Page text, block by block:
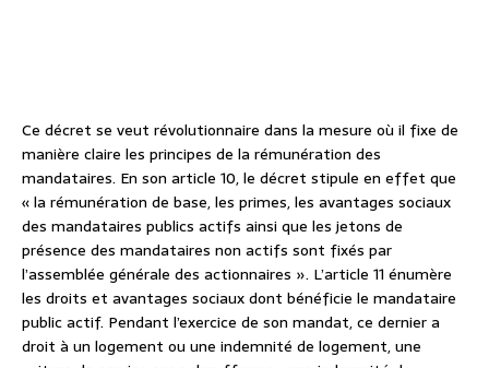
Ce décret se veut révolutionnaire dans la mesure où il fixe de
manière claire les principes de la rémunération des
mandataires. En son article 10, le décret stipule en effet que
« la rémunération de base, les primes, les avantages sociaux
des mandataires publics actifs ainsi que les jetons de
présence des mandataires non actifs sont fixés par
l’assemblée générale des actionnaires ». L’article 11 énumère
les droits et avantages sociaux dont bénéficie le mandataire
public actif. Pendant l’exercice de son mandat, ce dernier a
droit à un logement ou une indemnité de logement, une